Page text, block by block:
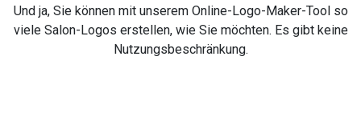
Und ja, Sie können mit unserem Online-Logo-Maker-Tool so
viele Salon-Logos erstellen, wie Sie möchten. Es gibt keine
Nutzungsbeschränkung.